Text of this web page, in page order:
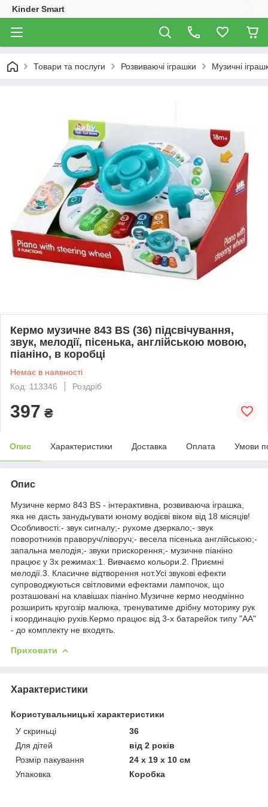
Kinder Smart
Товари та послуги Розвиваючі іграшки Музичні
Кермо музичне 843 BS (36) підсвічування,
звук, мелодії, пісенька, англійською мовою,
піаніно, в коробці
Немає в наявності
Код: 113346
Роздріб
397 ₴
Опис Характеристики Доставка Оплата Умови
Опис
Музичне кермо 843 BS - інтерактивна, розвиваюча іграшка,
яка не дасть занудьгувати юному водієві віком від 18 місяців!
Особливості:- звук сигналу;- рухоме дзеркало;- звук
поворотників праворуч/ліворуч;- весела пісенька англійською;-
запальна мелодія;- звуки прискорення;- музичне піаніно
працює у 3х режимах:1. Вивчаємо кольори.2. Приємні
мелодії.3. Класичне відтворення нот.Усі звукові ефекти
супроводжуються світловими ефектами лампочок, що
розташовані на клавішах піаніно.Музичне кермо неодмінно
розширить кругозір малюка, тренуватиме дрібну моторику рук
і координацію рухів.Кермо працює від 3-х батарейок типу "АА"
- до комплекту не входять.
Приховати
Характеристики
Користувальницькі характеристики
У скриньці
36
Для дітей
від 2 років
Розмір пакування
24 х 19 х 10 см
Упаковка
Коробка